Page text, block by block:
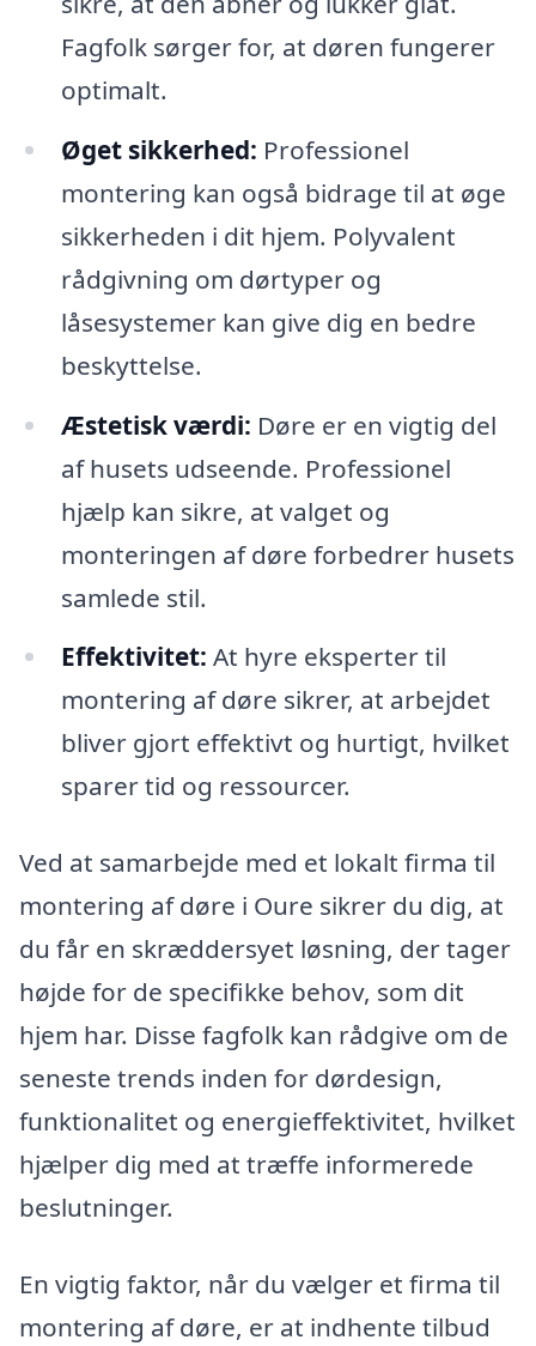
Fagfolk sørger for, at døren fungerer
optimalt.
Øget sikkerhed: Professionel
montering kan også bidrage til at øge
sikkerheden i dit hjem. Polyvalent
rådgivning om dørtyper og
låsesystemer kan give dig en bedre
beskyttelse.
Æstetisk værdi: Døre er en vigtig del
af husets udseende. Professionel
hjælp kan sikre, at valget og
monteringen af døre forbedrer husets
samlede stil.
Effektivitet: At hyre eksperter til
montering af døre sikrer, at arbejdet
bliver gjort effektivt og hurtigt, hvilket
sparer tid og ressourcer.
Ved at samarbejde med et lokalt firma til
montering af døre i Oure sikrer du dig, at
du får en skræddersyet løsning, der tager
højde for de specifikke behov, som dit
hjem har. Disse fagfolk kan rådgive om de
seneste trends inden for dørdesign,
funktionalitet og energieffektivitet, hvilket
hjælper dig med at træffe informerede
beslutninger.
En vigtig faktor, når du vælger et firma til
montering af døre, er at indhente tilbud